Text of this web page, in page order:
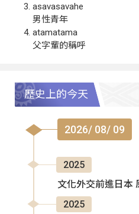
asavasavahe
男性青年
atamatama
父字輩的稱呼
歷史上的今天
2026/ 08/ 09
2025
文化外交前進日本
2025